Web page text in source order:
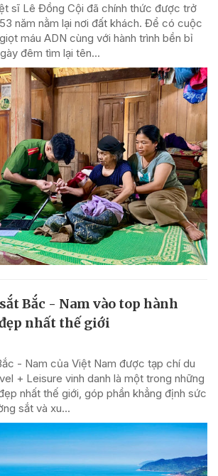
sĩ Lê Đồng Cội đã chính thức được trở
năm nằm lại nơi đất khách. Để có cuộc
máu ADN cùng với hành trình bền bỉ
đêm tìm lại tên...
Bắc - Nam vào top hành
nhất thế giới
- Nam của Việt Nam được tạp chí du
+ Leisure vinh danh là một trong những
nhất thế giới, góp phần khẳng định sức
sắt và xu...